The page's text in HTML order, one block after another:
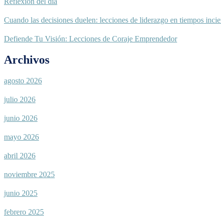
Cuando las decisiones duelen: lecciones de liderazgo en tiempos
Defiende Tu Visión: Lecciones de Coraje Emprendedor
Archivos
agosto 2026
julio 2026
junio 2026
mayo 2026
abril 2026
noviembre 2025
junio 2025
febrero 2025